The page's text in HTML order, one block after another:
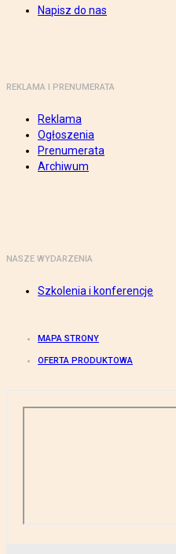
Napisz do nas
REKLAMA I PRENUMERATA
Reklama
Ogłoszenia
Prenumerata
Archiwum
NASZE WYDARZENIA
Szkolenia i konferencje
MAPA STRONY
OFERTA PRODUKTOWA